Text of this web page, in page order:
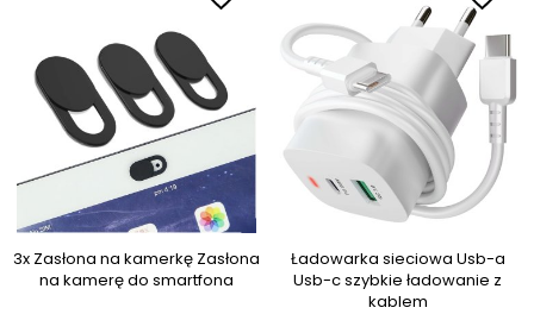
3x Zasłona na kamerkę Zasłona
na kamerę do smartfona
Ładowarka sieciowa Usb-a
Usb-c szybkie ładowanie z
kablem